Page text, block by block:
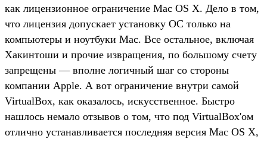
как лицензионное ограничение Mac OS X. Дело в том,
что лицензия допускает установку ОС только на
компьютеры и ноутбуки Mac. Все остальное, включая
Хакинтоши и прочие извращения, по большому счету
запрещены — вполне логичный шаг со стороны
компании Apple. А вот ограничение внутри самой
VirtualBox, как оказалось, искусственное. Быстро
нашлось немало отзывов о том, что под VirtualBox'ом
отлично устанавливается последняя версия Mac OS X,